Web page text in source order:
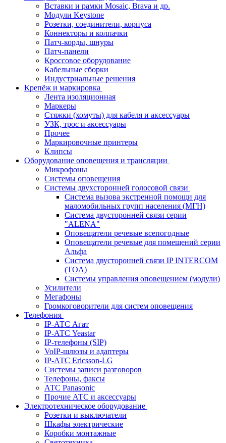
Вставки и рамки Mosaic, Brava и др.
Модули Keystone
Розетки, соединители, корпуса
Коннекторы и колпачки
Патч-корды, шнуры
Патч-панели
Кроссовое оборудование
Кабельные сборки
Индустриальные решения
Крепёж и маркировка
Лента изоляционная
Маркеры
Стяжки (хомуты) для кабеля и аксессуары
УЗК, трос и аксессуары
Прочее
Маркировочные принтеры
Клипсы
Оборудование оповещения и трансляции
Микрофоны
Системы оповещения
Системы двухсторонней голосовой связи
Система вызова экстренной помощи для
маломобильных групп населения (МГН)
Система двусторонней связи серии
"ALENA"
Оповещатели речевые всепогодные
Оповещатели речевые для помещений серии
Альфа
Система двусторонней связи IP INTERCOM
(TOA)
Системы управления оповещением (модули)
Усилители
Мегафоны
Громкоговорители для систем оповещения
Телефония
IP-АТС Агат
IP-АТС Yeastar
IP-телефоны (SIP)
VoIP-шлюзы и адаптеры
IP-АТС Ericsson-LG
Системы записи разговоров
Телефоны, факсы
АТС Panasonic
Прочие АТС и аксессуары
Электротехническое оборудование
Розетки и выключатели
Шкафы электрические
Коробки монтажные